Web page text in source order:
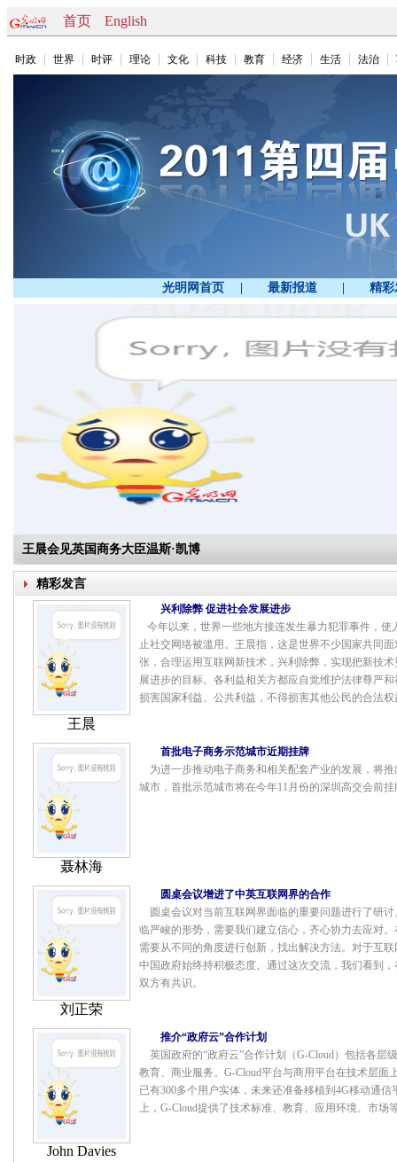
首页 English
时政 世界 时评 理论 文化 科技 教育 经济 生活 法治
光明网首页| 最新报道| 精彩
王晨会见英国商务大臣温斯·凯博
精彩发言
王晨
兴利除弊 促进社会发展进步
今年以来，世界一些地方接连发生暴力犯罪事件，使
止社交网络被滥用。王晨指，这是世界不少国家共同
张，合理运用互联网新技术，兴利除弊，实现把新技
展进步的目标。 各利益相关方都应自觉维护法律尊严
损害国家利益、公共利益，不得损害其他公民的合法权
聂林海
首批电子商务示范城市近期挂牌
为进一步推动电子商务和相关配套产业的发展，将推
城市，首批示范城市将在今年11月份的深圳高交会前挂
刘正荣
圆桌会议增进了中英互联网界的合作
圆桌会议对当前互联网界面临的重要问题进行了研
临严峻的形势，需要我们建立信心，齐心协力去应对
需要从不同的角度进行创新，找出解决方法。对于互
中国政府始终持积极态度。通过这次交流，我们看到
双方有共识。
John Davies
推介“政府云”合作计划
英国政府的“政府云”合作计划（G-Cloud）包括各层
教育、商业服务。G-Cloud平台与商用平台在技术层面
已有300多个用户实体，未来还准备移植到4G移动通信
上，G-Cloud提供了技术标准、教育、应用环境、市场